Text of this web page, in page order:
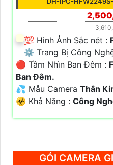
💯 Hình Ảnh Sắc nét :
⚙ Trang Bị Công
🔴 Tầm Nhìn Ban Đêm :
Ban Đêm.
💦 Mẫu Camera Thân
️☣️ Khả Năng : Công
GÓI CAMERA